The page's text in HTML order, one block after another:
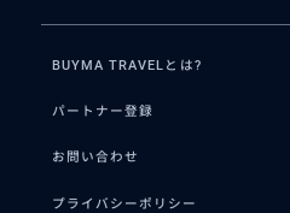
BUYMA TRAVELとは?
パートナー登録
お問い合わせ
プライバシーポリシー